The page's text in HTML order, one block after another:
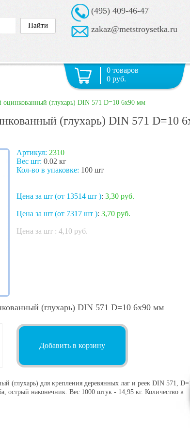
(495) 409-46-47
zakaz@metstroysetka.ru
0 товаров
0 руб.
оцинкованный (глухарь) DIN 571 D=10 6х90 мм
(глухарь) DIN 571 D=10
Артикул: 2310
Вес шт: 0.02 кг
Кол-во в упаковке: 100 шт
Цена за шт (от 13514 шт ): 3,30 руб.
Цена за шт (от 7317 шт ): 3,70 руб.
Цена за шт : 4,10 руб.
(глухарь) DIN 571 D=10 6х90 мм
Добавить в корзину
(глухарь) для крепления деревянных лаг и реек DIN 571,
острый наконечник. Вес 1000 штук - 14,95 кг. Количество в